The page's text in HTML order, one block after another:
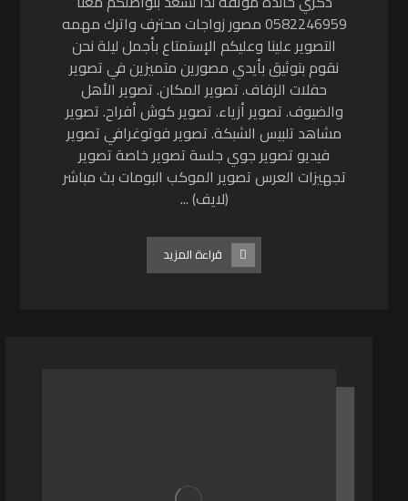
0582246959 مصور زواجات محترف واترك مهمه
التصوير علينا وعليكم الإستمتاع بأجمل ليلة نحن
نقوم بتوثيق بأيدي مصورين متميزين في تصوير
حفلات الزفاف. تصوير المكان. تصوير الأهل
والضيوف. تصوير أزياء. تصوير كوش أفراح. تصوير
مشاهد تلبيس الشبكة. تصوير فوتوغرافي تصوير
فيديو تصوير جوي جلسة تصوير خاصة تصوير
تجهيزات العرس تصوير الموكب البومات بث مباشر
(لايف) ...
قراءة المزيد